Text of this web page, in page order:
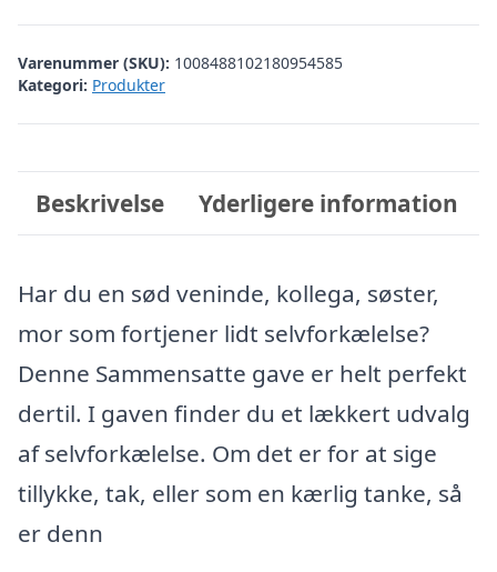
Varenummer (SKU): 1008488102180954585
Kategori: Produkter
Beskrivelse Yderligere information
Har du en sød veninde, kollega, søster,
mor som fortjener lidt selvforkælelse?
Denne Sammensatte gave er helt perfekt
dertil. I gaven finder du et lækkert udvalg
af selvforkælelse. Om det er for at sige
tillykke, tak, eller som en kærlig tanke, så
er denn